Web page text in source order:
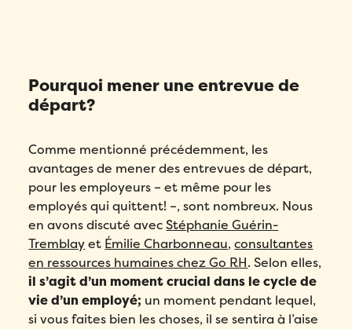
Pourquoi mener une entrevue de
départ?
Comme mentionné précédemment, les
avantages de mener des entrevues de départ,
pour les employeurs – et même pour les
employés qui quittent! –, sont nombreux. Nous
en avons discuté avecStéphanie Guérin-
Tremblayet Émilie Charbonneau,consultantes
en ressources humaines chez Go RH. Selon elles,
il s’agit d’un moment crucial dans le cycle de
vie d’un employé; un moment pendant lequel,
si vous faites bien les choses, il se sentira à l’aise